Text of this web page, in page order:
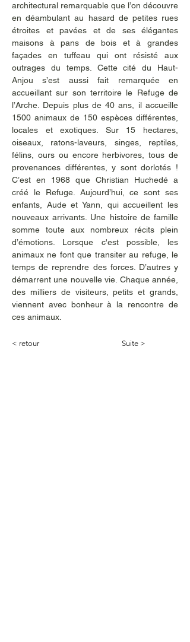
architectural remarquable que l’on découvre
en déambulant au hasard de petites rues
étroites et pavées et de ses élégantes
maisons à pans de bois et à grandes
façades en tuffeau qui ont résisté aux
outrages du temps. Cette cité du Haut-
Anjou s’est aussi fait remarquée en
accueillant sur son territoire le Refuge de
l’Arche. Depuis plus de 40 ans, il accueille
1500 animaux de 150 espèces différentes,
locales et exotiques. Sur 15 hectares,
oiseaux, ratons-laveurs, singes, reptiles,
félins, ours ou encore herbivores, tous de
provenances différentes, y sont dorlotés !
C’est en 1968 que Christian Huchedé a
créé le Refuge. Aujourd’hui, ce sont ses
enfants, Aude et Yann, qui accueillent les
nouveaux arrivants. Une histoire de famille
somme toute aux nombreux récits plein
d’émotions. Lorsque c'est possible, les
animaux ne font que transiter au refuge, le
temps de reprendre des forces. D’autres y
démarrent une nouvelle vie. Chaque année,
des milliers de visiteurs, petits et grands,
viennent avec bonheur à la rencontre de
ces animaux.
< retour Suite >